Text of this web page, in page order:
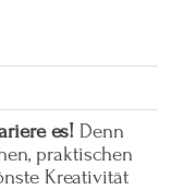
es! Denn
praktischen
Kreativität